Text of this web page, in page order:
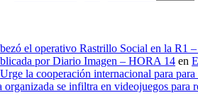
el operativo Rastrillo Social en la R1
por Diario Imagen – HORA 14 en
Urge la cooperación internacional para
organizada se infiltra en videojuegos para